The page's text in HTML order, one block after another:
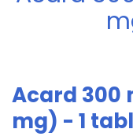
Acard 300
mg) - 1